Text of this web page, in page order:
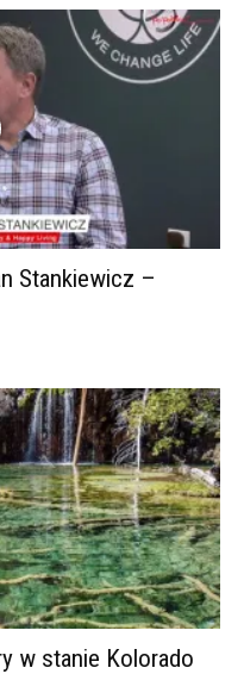
Stankiewicz –
w stanie Kolorado